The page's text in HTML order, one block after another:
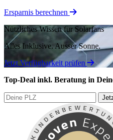
Ersparnis berechnen
Nützliches Wissen für Solarfans
Alles Inklusive.Ausser Sonne.
Jetzt Verfügbarkeit prüfen
Top-Deal inkl. Beratung in